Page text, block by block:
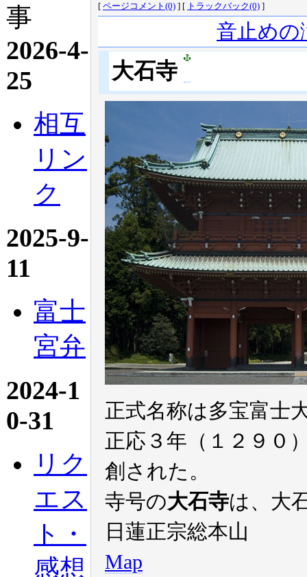
事
2026-4-
25
相互
リン
ク
2025-9-
11
富士
宮弁
2024-1
0-31
リク
エス
ト・
感想
[ ページコメント(0) ] [ トラックバック(0) ]
音止めの
大石寺
正式名称は多宝富士
正応３年（１２９０
創された。
寺号の大石寺は、大
日蓮正宗総本山
Map